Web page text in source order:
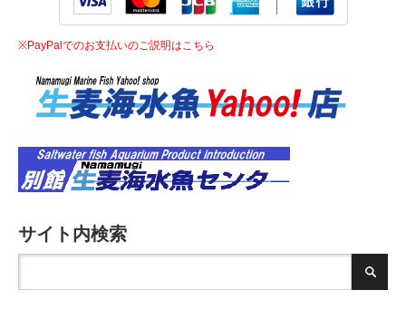
※PayPalでのお支払いのご説明はこちら
サイト内検索